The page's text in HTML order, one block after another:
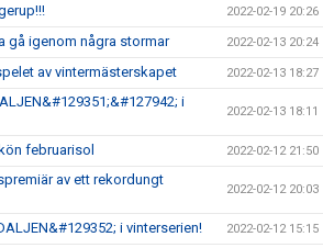
2022-02-19 20:26
gå igenom några stormar 2022-02-13 20:24
av vintermästerskapet 2022-02-13 18:27
i
2022-02-13 18:11
februarisol 2022-02-12 21:50
av ett rekordungt
2022-02-12 20:03
i vinterserien! 2022-02-12 15:15